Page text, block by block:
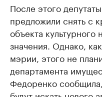
После этого
предложили снять с
объекта культурного
значения. Однако,
мэрии, этого не
департамента
Федоренко